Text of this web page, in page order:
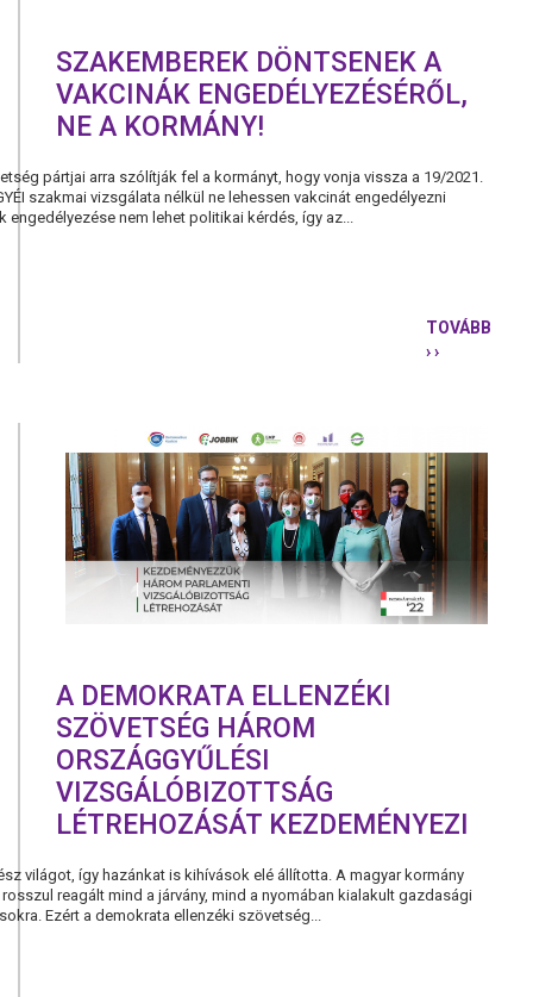
SZAKEMBEREK DÖNTSENEK A
VAKCINÁK ENGEDÉLYEZÉSÉRŐL,
NE A KORMÁNY!
pártjai arra szólítják fel a kormányt, hogy vonja vissza a 19/2021.
szakmai vizsgálata nélkül ne lehessen vakcinát engedélyezni
engedélyezése nem lehet politikai kérdés, így az...
TOVÁBB
› ›
NE
A
A DEMOKRATA ELLENZÉKI
SZÖVETSÉG HÁROM
ORSZÁGGYŰLÉSI
VIZSGÁLÓBIZOTTSÁG
LÉTREHOZÁSÁT KEZDEMÉNYEZI
világot, így hazánkat is kihívások elé állította. A magyar kormány
reagált mind a járvány, mind a nyomában kialakult gazdasági
Ezért a demokrata ellenzéki szövetség...